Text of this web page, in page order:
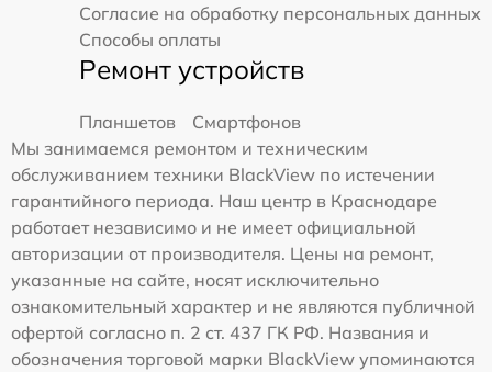
Согласие на обработку персональных данных
Способы оплаты
Ремонт устройств
Планшетов
Смартфонов
Мы занимаемся ремонтом и техническим
обслуживанием техники BlackView по истечении
гарантийного периода. Наш центр в Краснодаре
работает независимо и не имеет официальной
авторизации от производителя. Цены на ремонт,
указанные на сайте, носят исключительно
ознакомительный характер и не являются публичной
офертой согласно п. 2 ст. 437 ГК РФ. Названия и
обозначения торговой марки BlackView упоминаются